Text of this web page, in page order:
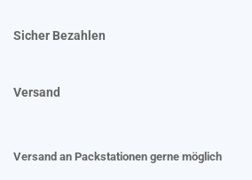
Sicher Bezahlen
Versand
Versand an Packstationen gerne möglich